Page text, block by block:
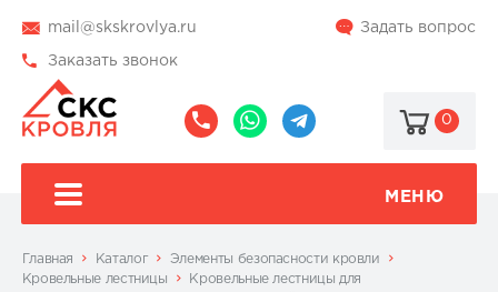
mail@skskrovlya.ru Задать вопрос
Заказать звонок
0
МЕНЮ
Главная Каталог
Элементы безопасности кровли
Кровельные лестницы
Кровельные лестницы для